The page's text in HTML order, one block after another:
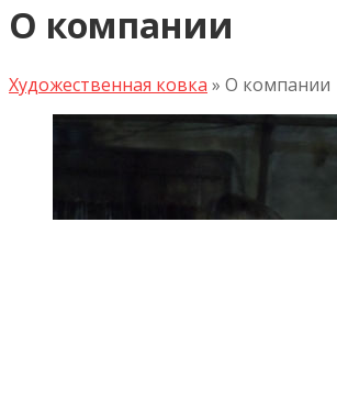
О компании
Художественная ковка » О компании